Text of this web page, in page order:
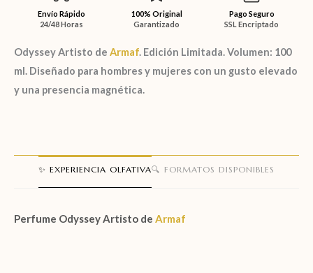
Envío Rápido
24/48 Horas
100% Original
Garantizado
Pago Seguro
SSL Encriptado
Odyssey Artisto de Armaf. Edición Limitada. Volumen: 100
ml. Diseñado para hombres y mujeres con un gusto elevado
y una presencia magnética.
✨ EXPERIENCIA OLFATIVA🔍 FORMATOS DISPONIBLES
Perfume Odyssey Artisto de Armaf